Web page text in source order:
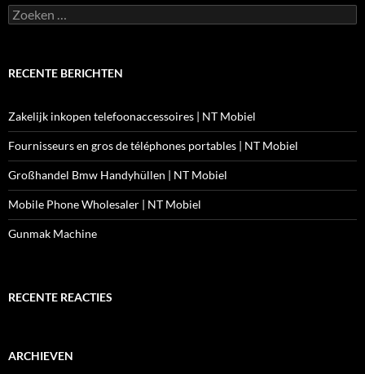
Zoeken
naar:
RECENTE BERICHTEN
Zakelijk inkopen telefoonaccessoires | NT Mobiel
Fournisseurs en gros de téléphones portables | NT Mobiel
Großhandel Bmw Handyhüllen | NT Mobiel
Mobile Phone Wholesaler | NT Mobiel
Gunmak Machine
RECENTE REACTIES
ARCHIEVEN